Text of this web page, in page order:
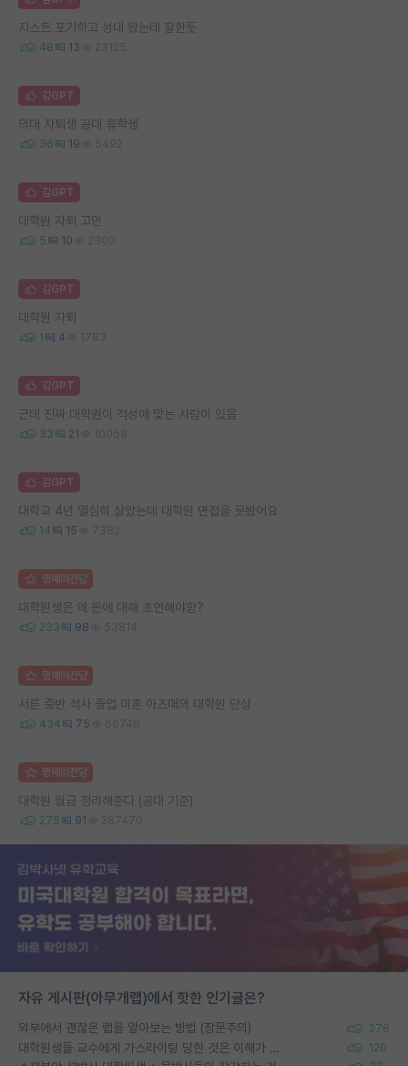
지스트 포기하고 성대 왔는데 잘한듯
48 13 23125
김GPT
의대 자퇴생 공대 휴학생
36 19 5492
김GPT
대학원 자퇴 고민
5 10 2300
김GPT
대학원 자퇴
1 4 1783
김GPT
근데 진짜 대학원이 적성에 맞는 사람이 있음
33 21 10068
김GPT
대학교 4년 열심히 살았는데 대학원 면접을 못봤어요
14 15 7382
명예의전당
대학원생은 왜 돈에 대해 초연해야함?
233 98 53814
명예의전당
서른 중반 석사 졸업 미혼 아즈매의 대학원 단상
434 75 66746
명예의전당
대학원 월급 정리해준다 (공대 기준)
275 91 287470
자유 게시판(아무개랩)에서 핫한 인기글은?
외부에서 괜찮은 랩을 알아보는 방법 (장문주의) 276
대학원생들 교수에게 가스라이팅 당한 것은 이해가 갑니다. 안타깝네요. 120